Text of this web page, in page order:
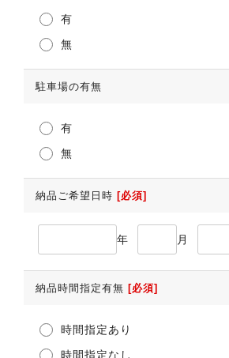
有
無
駐車場の有無
有
無
納品ご希望日時 [必須]
年 月
納品時間指定有無 [必須]
時間指定あり
時間指定なし